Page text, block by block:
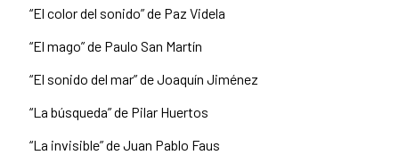
“El color del sonido” de Paz Videla
“El mago” de Paulo San Martín
“El sonido del mar” de Joaquín Jiménez
“La búsqueda” de Pilar Huertos
“La invisible” de Juan Pablo Faus